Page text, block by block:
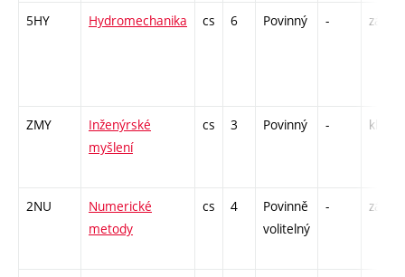
5HY Hydromechanika cs 6 Povinný - zá,zk
ZMY
Inženýrské
myšlení
cs 3 Povinný - kl
2NU
Numerické
metody
cs 4
Povinně
volitelný
- zá,zk